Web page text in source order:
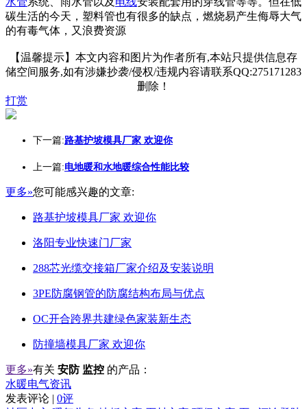
碳生活的今天，塑料管也有很多的缺点，燃烧易产生侮辱大气
的有毒气体，又浪费资源
【温馨提示】本文内容和图片为作者所有,本站只提供信息存
储空间服务,如有涉嫌抄袭/侵权/违规内容请联系QQ:275171283
删除！
打赏
下一篇:路基护坡模具厂家 欢迎你
上一篇:电地暖和水地暖综合性能比较
更多»您可能感兴趣的文章:
路基护坡模具厂家 欢迎你
洛阳专业快速门厂家
288芯光缆交接箱厂家介绍及安装说明
3PE防腐钢管的防腐结构布局与优点
OC开合跨界共建绿色家装新生态
防撞墙模具厂家 欢迎你
更多»有关 安防 监控 的产品：
水暖电气资讯
发表评论 | 0评